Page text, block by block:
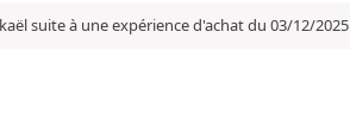
suite à une expérience d'achat du 03/12/2025